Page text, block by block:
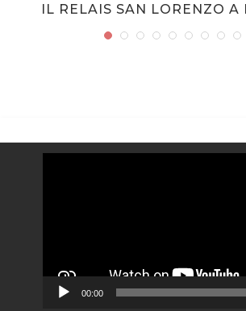
IL RELAIS SAN LORENZO A
00:00